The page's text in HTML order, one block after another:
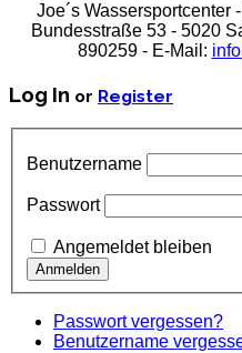
Joe´s Wassersportcenter
Bundesstraße 53 - 5020
890259 - E-Mail:
Log In or Register
Benutzername
Passwort
Angemeldet bleiben
Passwort vergessen?
Benutzername